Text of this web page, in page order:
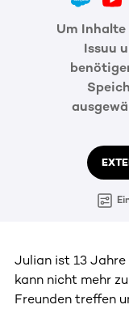
Um
Issuu
Julian ist 13
kann nicht mehr
Freunden treffen